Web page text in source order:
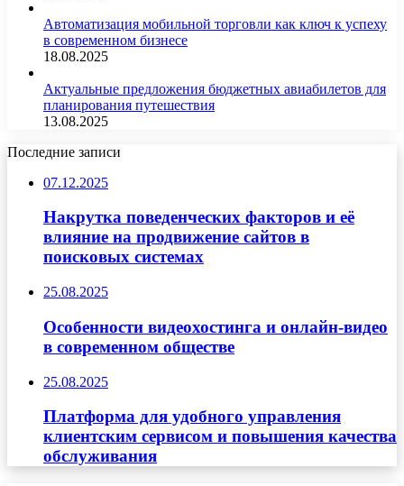
Автоматизация мобильной торговли как ключ к успеху
в современном бизнесе
18.08.2025
Актуальные предложения бюджетных авиабилетов для
планирования путешествия
13.08.2025
Последние записи
07.12.2025
Накрутка поведенческих факторов и её
влияние на продвижение сайтов в
поисковых системах
25.08.2025
Особенности видеохостинга и онлайн-видео
в современном обществе
25.08.2025
Платформа для удобного управления
клиентским сервисом и повышения качества
обслуживания